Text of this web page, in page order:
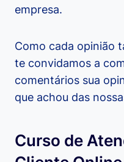
empresa.
Como cada opinião
te convidamos a
comentários sua
que achou das
Curso de